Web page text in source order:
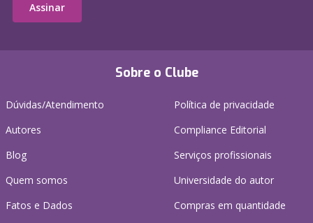
Sobre o Clube
Dúvidas/Atendimento
Autores
Blog
Quem somos
Fatos e Dados
Política de privacidade
Compliance Editorial
Serviços profissionais
Universidade do autor
Compras em quantidade
Assinar